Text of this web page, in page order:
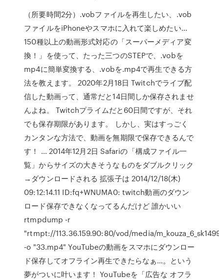
（所要時間2分）.vobファイルを再生したい、.vob
ファイルをiPhoneやスマホに入れて楽しめたい…
150種以上の動画形式対応の「スーパーメディア変
換！」を使って、たった三つのSTEPで、.vobを
mp4に簡単変換する、.vobを.mp4で再生できる方
法を教えます。 2020年2月18日 Twitchでライブ配
信した動画って、通常だと14日間しか保存されませ
んよね。 Twitchプライムだと60日間ですが、それ
でも保存期限があります。 しかし、実はすっごく
カンタンな方法で、動画を無期限で保存できるんで
す！ … 2014年12月2日 Safariの「構成ファイル一
覧」からサイズの大きそうなものをダブルクリック
→ダウンロードされる 拡張子は 2014/12/18(木)
09:12:14.11 ID:fq+WNUMA0: twitch動画のダウン
ロード保存できなくなってるんだけど 誰かいい
rtmpdump -r
"rtmpt://113.36.159.90:80/vod/media/
-o "33.mp4" YouTubeの動画をスマホにダウンロー
ド保存してオフライン再生できたらなぁ…。という
夢がついに叶います！ YouTubeを「広⁠告⁠な⁠ オフラ